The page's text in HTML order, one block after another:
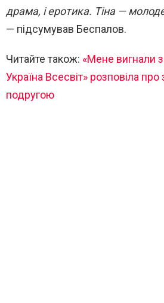
драма, і еротика. Тіна —
— підсумував Беспалов.
Читайте також: «Мене вигнали
Україна Всесвіт» розповіла про
подругою